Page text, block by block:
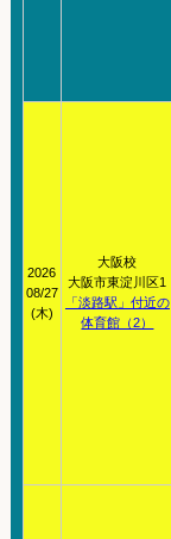
2026
08/27
(木)
大阪校
大阪市東淀川区1
「淡路駅」付近の
体育館（2）